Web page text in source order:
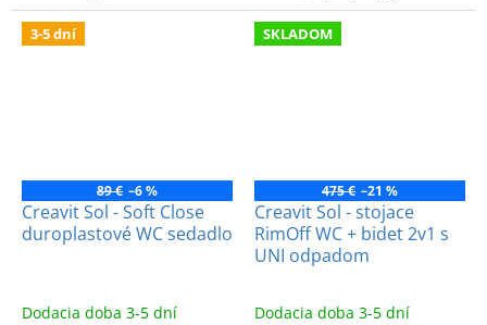
špičková kvalita pre vašu
kúpeľňu.
komfort. Moderné a
praktické riešenie do
kúpeľne.
3-5 dní
89 € –6 %
Creavit Sol - Soft Close
duroplastové WC sedadlo
Dodacia doba 3-5 dní
SKLADOM
475 € –21 %
Creavit Sol - stojace
RimOff WC + bidet 2v1 s
UNI odpadom
Dodacia doba 3-5 dní